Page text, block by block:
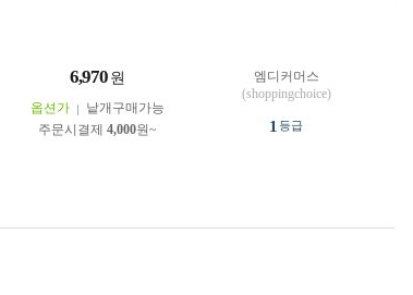
6,970 원
옵션가
낱개구매가능
주문시결제 4,000원~
엠디커머스
(shoppingchoice)
1 등급